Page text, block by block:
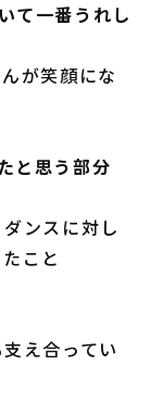
一番うれし
が笑顔にな
と思う部分
ンスに対し
こと
え合ってい